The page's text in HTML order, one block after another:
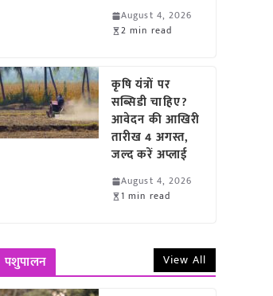
August 4, 2026
2 min read
कृषि यंत्रों पर
सब्सिडी चाहिए?
आवेदन की आखिरी
तारीख 4 अगस्त,
जल्द करें अप्लाई
August 4, 2026
1 min read
पशुपालन View All